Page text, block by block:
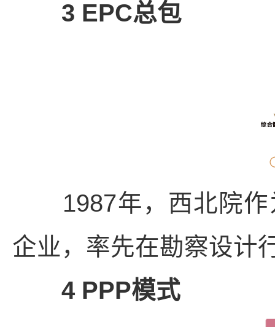
3 EPC总包
1987年，西北院作
企业，率先在勘察设计
4 PPP模式